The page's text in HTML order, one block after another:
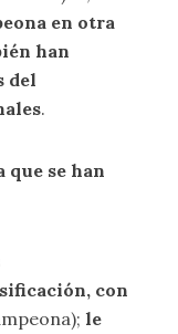
en otra
han
del
.
que se han
con
le